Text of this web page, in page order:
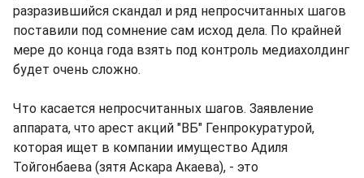
разразившийся скандал и ряд непросчитанных шагов
поставили под сомнение сам исход дела. По крайней
мере до конца года взять под контроль медиахолдинг
будет очень сложно.
Что касается непросчитанных шагов. Заявление
аппарата, что арест акций "ВБ" Генпрокуратурой,
которая ищет в компании имущество Адиля
Тойгонбаева (зятя Аскара Акаева), - это